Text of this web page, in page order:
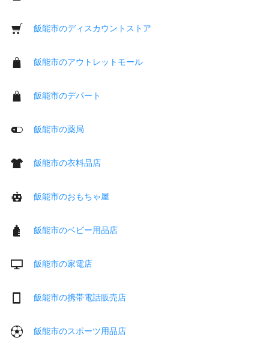
飯能市のディスカウントストア
飯能市のアウトレットモール
飯能市のデパート
飯能市の薬局
飯能市の衣料品店
飯能市のおもちゃ屋
飯能市のベビー用品店
飯能市の家電店
飯能市の携帯電話販売店
飯能市のスポーツ用品店